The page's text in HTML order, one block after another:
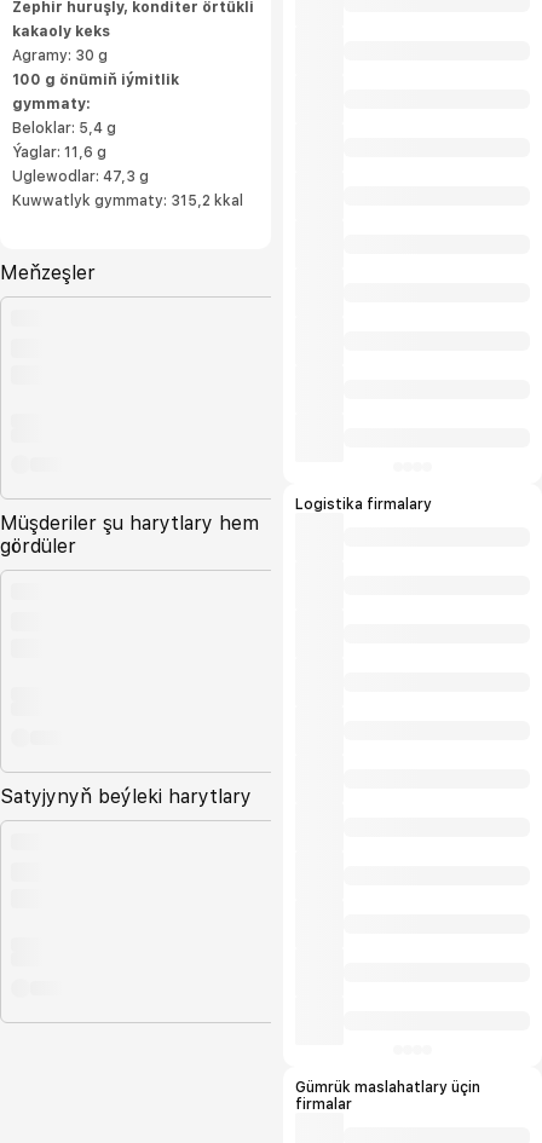
Zephir huruşly, konditer örtükli
kakaoly keks
Agramy: 30 g
100 g önümiň iýmitlik
gymmaty:
Beloklar: 5,4 g
Ýaglar: 11,6 g
Uglewodlar: 47,3 g
Kuwwatlyk gymmaty: 315,2 kkal
Meňzeşler
Müşderiler şu harytlary hem
gördüler
Satyjynyň beýleki harytlary
Logistika firmalary
Gümrük maslahatlary üçin
firmalar